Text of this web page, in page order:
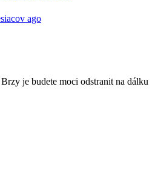
ago
je budete moci odstranit na dálku